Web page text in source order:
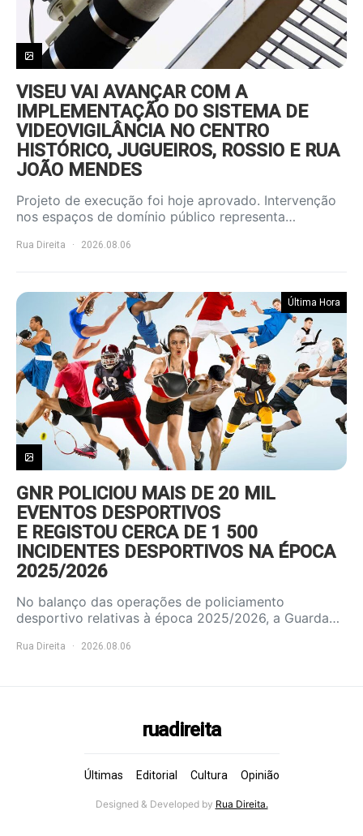
VISEU VAI AVANÇAR COM A
IMPLEMENTAÇÃO DO SISTEMA DE
VIDEOVIGILÂNCIA NO CENTRO
HISTÓRICO, JUGUEIROS, ROSSIO E RUA
JOÃO MENDES
Projeto de execução foi hoje aprovado. Intervenção
nos espaços de domínio público representa…
Rua Direita 2026.08.06
Última Hora
GNR POLICIOU MAIS DE 20 MIL
EVENTOS DESPORTIVOS
E REGISTOU CERCA DE 1 500
INCIDENTES DESPORTIVOS NA ÉPOCA
2025/2026
No balanço das operações de policiamento
desportivo relativas à época 2025/2026, a Guarda…
Rua Direita 2026.08.06
ruadireita
Últimas Editorial Cultura Opinião
Designed & Developed by Rua Direita.